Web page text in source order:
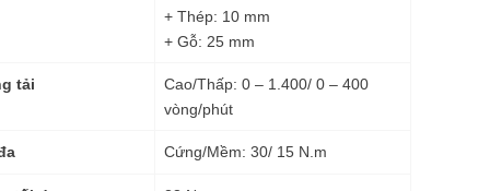
+ Thép: 10 mm
+ Gỗ: 25 mm
tải
Cao/Thấp: 0 – 1.400/ 0 – 400
vòng/phút
Cứng/Mềm: 30/ 15 N.m